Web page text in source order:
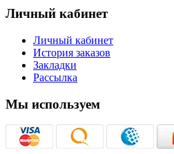
Личный кабинет
Личный кабинет
История заказов
Закладки
Рассылка
Мы используем